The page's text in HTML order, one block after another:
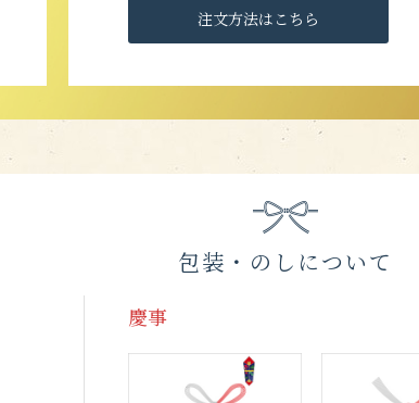
注文方法はこちら
包装・のしについて
慶事